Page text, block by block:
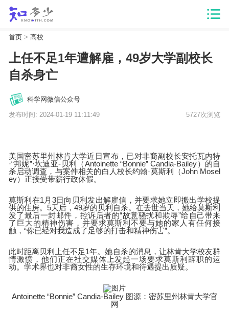
首页> 高校
上任不足1年遭解雇，49岁大学副校长
自杀身亡
科学网微信公众号
发布时间: 2024-01-19 11:11:49 5727次浏览
美国密苏里州林肯大学近日宣布，已对非裔副校长安托瓦内特
·“邦妮”·坎迪亚-贝利（Antoinette “Bonnie” Candia-Bailey）的自
杀启动调查，与案件相关的白人校长约翰·莫斯利（John Mosel
ey）正接受带薪行政休假。
莫斯利在1月3日向贝利发出解雇信，并要求她立即搬出学校提
供的住房。5天后，49岁的贝利自杀。在去世当天，她给莫斯利
发了最后一封邮件，控诉后者的“故意骚扰和欺辱”给自己带来
了巨大的精神伤害，并要求莫斯利不要与她的家人有任何接
触，“你已经对我造成了足够的打击和精神伤害”。
此时距离贝利上任不足1年。她自杀的消息，让林肯大学校友群
情激愤，他们正在社交媒体上发起一场要求莫斯利辞职的运
动。学术界也对非裔女性的生存环境和待遇提出质疑。
Antoinette “Bonnie” Candia-Bailey 图源：密苏里州林肯大学官
网